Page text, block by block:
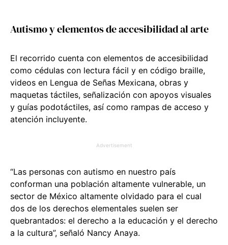
Autismo y elementos de accesibilidad al arte
El recorrido cuenta con elementos de accesibilidad
como cédulas con lectura fácil y en código braille,
videos en Lengua de Señas Mexicana, obras y
maquetas táctiles, señalización con apoyos visuales
y guías podotáctiles, así como rampas de acceso y
atención incluyente.
Advertisement
“Las personas con autismo en nuestro país
conforman una población altamente vulnerable, un
sector de México altamente olvidado para el cual
dos de los derechos elementales suelen ser
quebrantados: el derecho a la educación y el derecho
a la cultura”, señaló Nancy Anaya.